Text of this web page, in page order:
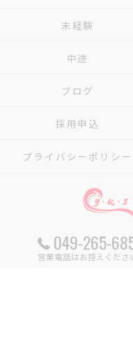
049-265-
営業電話はお控えくださ
未経験
中途
ブログ
採用申込
プライバシーポリシー
© 2026 埼玉県富士見市で設備工事の